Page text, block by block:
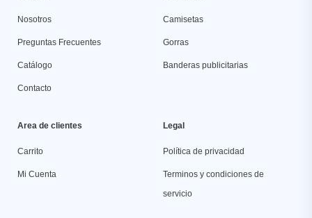
Nosotros
Preguntas Frecuentes
Catálogo
Contacto
Camisetas
Gorras
Banderas publicitarias
Area de clientes
Carrito
Mi Cuenta
Legal
Política de privacidad
Terminos y condiciones de
servicio